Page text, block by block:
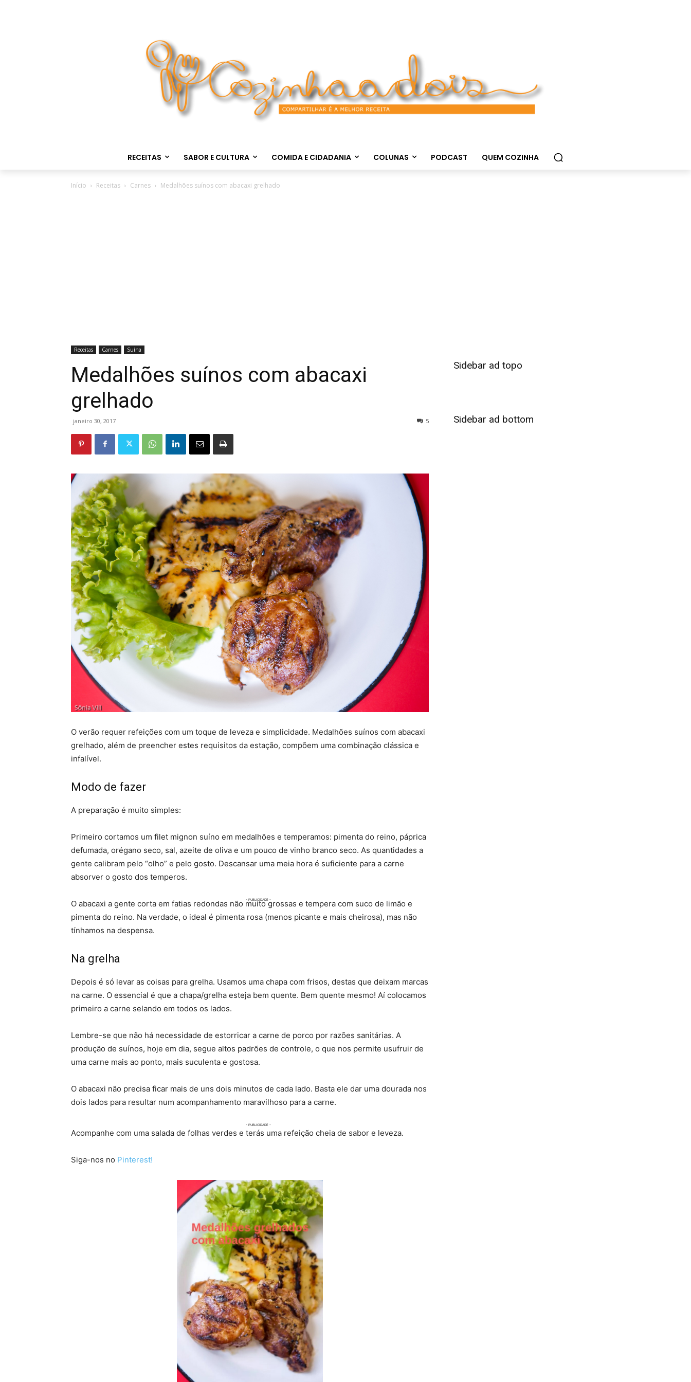
RECEITAS SABOR E CULTURA COMIDA E CIDADANIA COLUNAS PODCAST QUEM COZINHA
Início Receitas Carnes Medalhões suínos com abacaxi grelhado
Receitas Carnes Suína
Medalhões suínos com abacaxi
grelhado
janeiro 30, 2017 5
O verão requer refeições com um toque de leveza e simplicidade. Medalhões suínos com abacaxi
grelhado, além de preencher estes requisitos da estação, compõem uma combinação clássica e
infalível.
Modo de fazer
A preparação é muito simples:
Primeiro cortamos um filet mignon suíno em medalhões e temperamos: pimenta do reino, páprica
defumada, orégano seco, sal, azeite de oliva e um pouco de vinho branco seco. As quantidades a
gente calibram pelo “olho” e pelo gosto. Descansar uma meia hora é suficiente para a carne
absorver o gosto dos temperos.
O abacaxi a gente corta em fatias redondas não muito grossas e tempera com suco de limão e
pimenta do reino. Na verdade, o ideal é pimenta rosa (menos picante e mais cheirosa), mas não
tínhamos na despensa.
Na grelha
Depois é só levar as coisas para grelha. Usamos uma chapa com frisos, destas que deixam marcas
na carne. O essencial é que a chapa/grelha esteja bem quente. Bem quente mesmo! Aí colocamos
primeiro a carne selando em todos os lados.
Lembre-se que não há necessidade de estorricar a carne de porco por razões sanitárias. A
produção de suínos, hoje em dia, segue altos padrões de controle, o que nos permite usufruir de
uma carne mais ao ponto, mais suculenta e gostosa.
O abacaxi não precisa ficar mais de uns dois minutos de cada lado. Basta ele dar uma dourada nos
dois lados para resultar num acompanhamento maravilhoso para a carne.
Acompanhe com uma salada de folhas verdes e terás uma refeição cheia de sabor e leveza.
Siga-nos no Pinterest!
Sidebar ad topo
Sidebar ad bottom